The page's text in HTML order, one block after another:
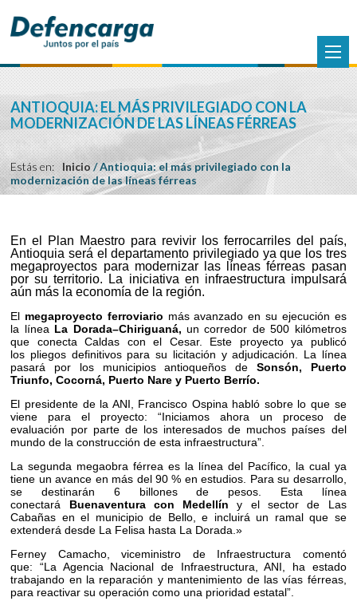
ANTIOQUIA: EL MÁS PRIVILEGIADO CON LA
MODERNIZACIÓN DE LAS LÍNEAS FÉRREAS
Estás en: Inicio/Antioquia: el más privilegiado con la
modernización de las líneas férreas
En el Plan Maestro para revivir los ferrocarriles del país,
Antioquia será el departamento privilegiado ya que los tres
megaproyectos para modernizar las líneas férreas pasan
por su territorio. La iniciativa en infraestructura impulsará
aún más la economía de la región.
El megaproyecto ferroviario más avanzado en su ejecución es
la línea La Dorada–Chiriguaná, un corredor de 500 kilómetros
que conecta Caldas con el Cesar. Este proyecto ya publicó
los pliegos definitivos para su licitación y adjudicación. La línea
pasará por los municipios antioqueños de Sonsón, Puerto
Triunfo, Cocorná, Puerto Nare y Puerto Berrío.
El presidente de la ANI, Francisco Ospina habló sobre lo que se
viene para el proyecto: “Iniciamos ahora un proceso de
evaluación por parte de los interesados de muchos países del
mundo de la construcción de esta infraestructura”.
La segunda megaobra férrea es la línea del Pacífico, la cual ya
tiene un avance en más del 90 % en estudios. Para su desarrollo,
se destinarán 6 billones de pesos. Esta línea
conectará Buenaventura con Medellín y el sector de Las
Cabañas en el municipio de Bello, e incluirá un ramal que se
extenderá desde La Felisa hasta La Dorada.»
Ferney Camacho, viceministro de Infraestructura comentó
que:“La Agencia Nacional de Infraestructura, ANI, ha estado
trabajando en la reparación y mantenimiento de las vías férreas,
para reactivar su operación como una prioridad estatal”.